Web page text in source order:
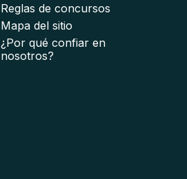
Reglas de concursos
Mapa del sitio
¿Por qué confiar en
nosotros?